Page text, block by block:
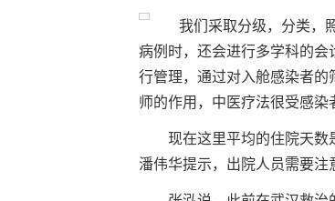
我们采取分级，分类，
病例时，还会进行多学科的
行管理，通过对入舱感染者
师的作用，中医疗法很受感染
现在这里平均的住院天
潘伟华提示，出院人员需要注